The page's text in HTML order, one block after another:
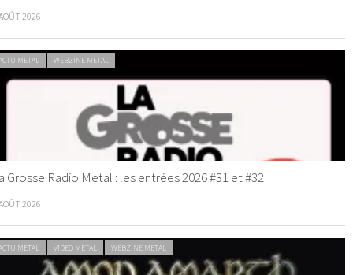
2026
METAL WEBZINE METAL
Grosse Radio Metal : les entrées 2026 #31 et #32
2026
METAL VIDEO METAL WEBZINE METAL